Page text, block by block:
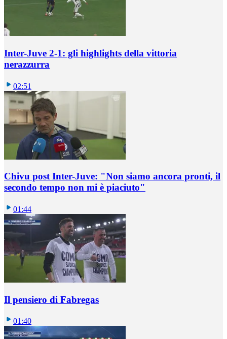
Inter-Juve 2-1: gli highlights della vittoria
nerazzurra
02:51
Chivu post Inter-Juve: "Non siamo ancora pronti, il
secondo tempo non mi è piaciuto"
01:44
Il pensiero di Fabregas
01:40